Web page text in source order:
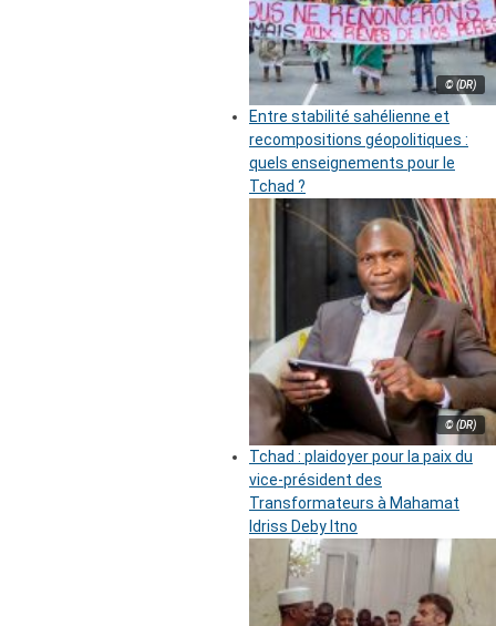
© (DR)
Entre stabilité sahélienne et
recompositions géopolitiques :
quels enseignements pour le
Tchad ?
© (DR)
Tchad : plaidoyer pour la paix du
vice-président des
Transformateurs à Mahamat
Idriss Deby Itno